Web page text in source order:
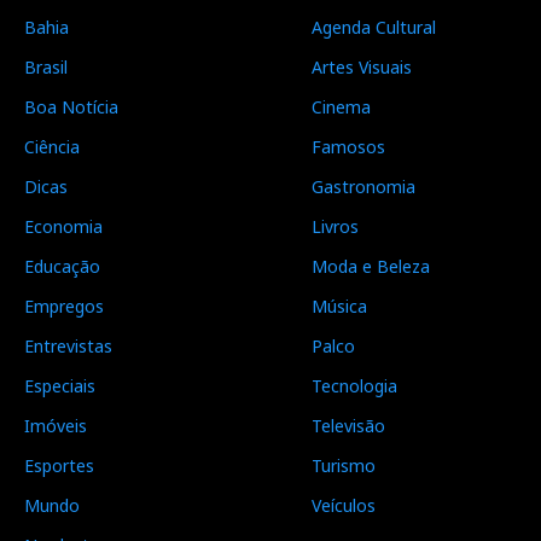
Bahia
Brasil
Boa Notícia
Ciência
Dicas
Economia
Educação
Empregos
Entrevistas
Especiais
Imóveis
Esportes
Mundo
Agenda Cultural
Artes Visuais
Cinema
Famosos
Gastronomia
Livros
Moda e Beleza
Música
Palco
Tecnologia
Televisão
Turismo
Veículos